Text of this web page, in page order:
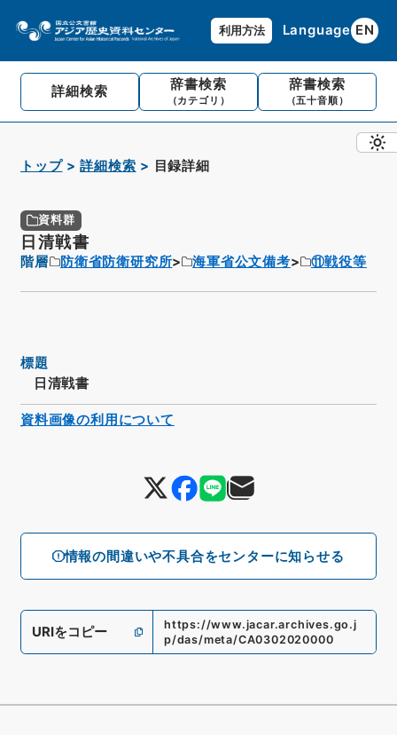
利用方法 Language EN
詳細検索 辞書検索
（カテゴリ）
辞書検索
（五十音順）
トップ 詳細検索 目録詳細
資料群
日清戦書
階層 防衛省防衛研究所 海軍省公文備考 ⑪戦役等
情報の間違いや不具合をセンターに知らせる
標題
日清戦書
URIをコピー
https://www.jacar.archives.go.j
p/das/meta/CA0302020000
資料画像の利用について